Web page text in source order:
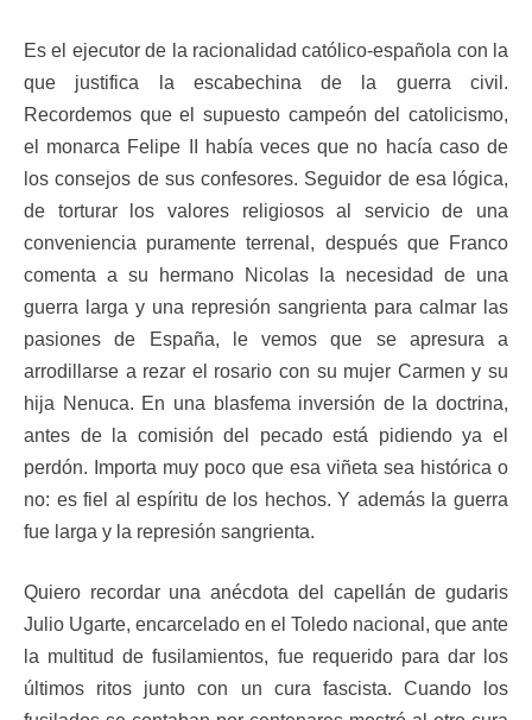
Es el ejecutor de la racionalidad católico-española con la
que justifica la escabechina de la guerra civil.
Recordemos que el supuesto campeón del catolicismo,
el monarca Felipe II había veces que no hacía caso de
los consejos de sus confesores. Seguidor de esa lógica,
de torturar los valores religiosos al servicio de una
conveniencia puramente terrenal, después que Franco
comenta a su hermano Nicolas la necesidad de una
guerra larga y una represión sangrienta para calmar las
pasiones de España, le vemos que se apresura a
arrodillarse a rezar el rosario con su mujer Carmen y su
hija Nenuca. En una blasfema inversión de la doctrina,
antes de la comisión del pecado está pidiendo ya el
perdón. Importa muy poco que esa viñeta sea histórica o
no: es fiel al espíritu de los hechos. Y además la guerra
fue larga y la represión sangrienta.
Quiero recordar una anécdota del capellán de gudaris
Julio Ugarte, encarcelado en el Toledo nacional, que ante
la multitud de fusilamientos, fue requerido para dar los
últimos ritos junto con un cura fascista. Cuando los